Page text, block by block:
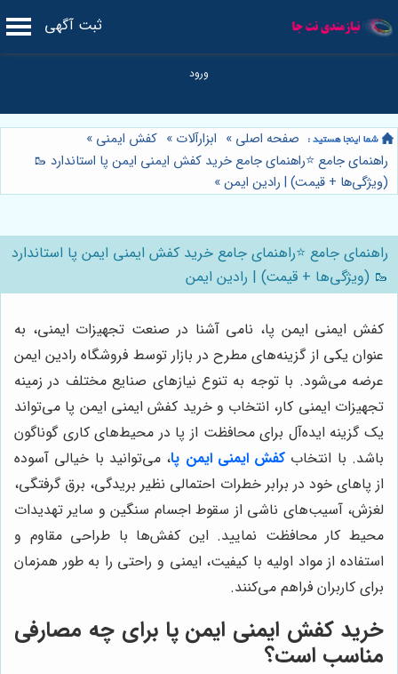
ثبت آگهی
صفحه اصلی » ابزارآلات » کفش ایمنی »
راهنمای جامع ⭐️راهنمای جامع خرید کفش ایمنی ایمن پا استاندارد 🥾
(ویژگی‌ها + قیمت) | رادین ایمن»
راهنمای جامع ⭐️راهنمای جامع خرید کفش ایمنی ایمن پا استاندارد
🥾 (ویژگی‌ها + قیمت) | رادین ایمن
کفش ایمنی ایمن پا، نامی آشنا در صنعت تجهیزات ایمنی، به
عنوان یکی از گزینه‌های مطرح در بازار توسط فروشگاه رادین ایمن
عرضه می‌شود. با توجه به تنوع نیازهای صنایع مختلف در زمینه
تجهیزات ایمنی کار، انتخاب و خرید کفش ایمنی ایمن پا می‌تواند
یک گزینه ایده‌آل برای محافظت از پا در محیط‌های کاری گوناگون
باشد. با انتخاب کفش ایمنی ایمن پا، می‌توانید با خیالی آسوده
از پاهای خود در برابر خطرات احتمالی نظیر بریدگی، برق گرفتگی،
لغزش، آسیب‌های ناشی از سقوط اجسام سنگین و سایر تهدیدات
محیط کار محافظت نمایید. این کفش‌ها با طراحی مقاوم و
استفاده از مواد اولیه با کیفیت، ایمنی و راحتی را به طور همزمان
برای کاربران فراهم می‌کنند.
خرید کفش ایمنی ایمن پا برای چه مصارفی
مناسب است؟